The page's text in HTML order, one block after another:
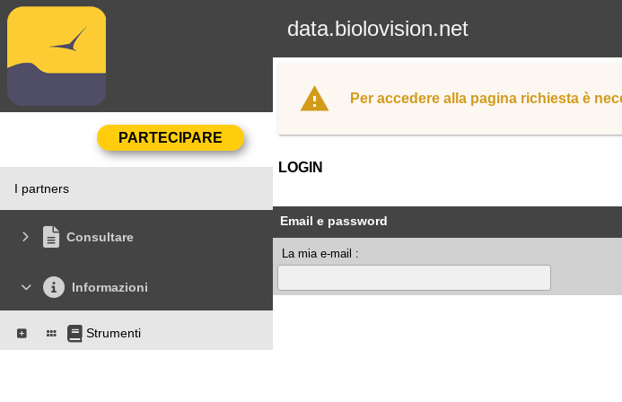
data.biolovision.net
I partners
Consultare
Informazioni
Strumenti
Per accedere alla pagina richiesta è
LOGIN
Email e password
La mia e-mail :